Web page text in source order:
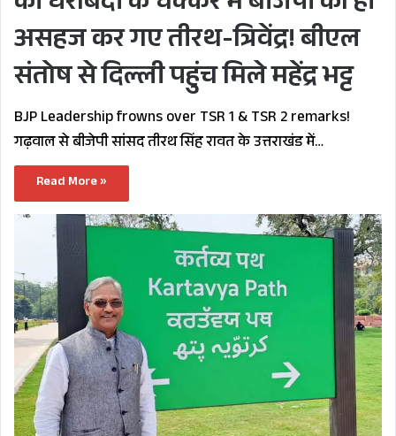
असहज कर गए तीरथ-त्रिवेंद्र! बीएल
संतोष से दिल्ली पहुंच मिले महेंद्र भट्ट
BJP Leadership frowns over TSR 1 & TSR 2 remarks!
गढ़वाल से बीजेपी सांसद तीरथ सिंह रावत के उत्तराखंड में…
Read More »